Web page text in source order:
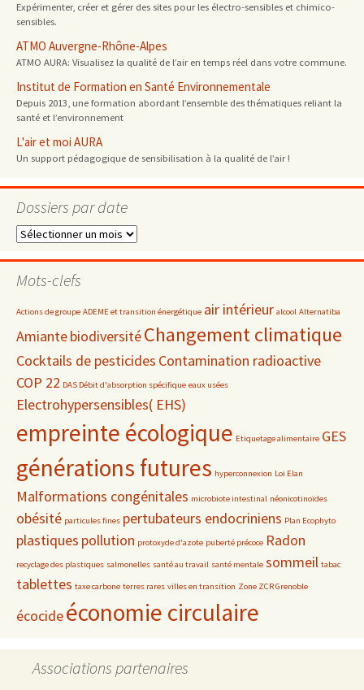
Expérimenter, créer et gérer des sites pour les électro-sensibles et chimico-
sensibles.
ATMO Auvergne-Rhône-Alpes
ATMO AURA: Visualisez la qualité de l’air en temps réel dans votre commune.
Institut de Formation en Santé Environnementale
Depuis 2013, une formation abordant l’ensemble des thématiques reliant la
santé et l’environnement
L'air et moi AURA
Un support pédagogique de sensibilisation à la qualité de l’air !
Dossiers par date
Dossiers
date
Mots-clefs
Actions de groupe ADEME et transition énergétique air intérieur alcool Alternatiba
AmiantebiodiversitéChangement climatique
Cocktails de pesticides Contamination radioactive
COP 22 DAS Débit d'absorption spécifique eaux usées
Electrohypersensibles( EHS)
empreinte écologique Etiquetage alimentaire GES
générations futures hyperconnexion Loi Elan
Malformations congénitales microbiote intestinal néonicotinoïdes
obésité particules fines pertubateurs endocriniens Plan Ecophyto
plastiques pollution protoxyde d'azote puberté précoce Radon
recyclage des plastiques salmonelles santé au travail santé mentale sommeil tabac
tablettes taxe carbone terres rares villes en transition Zone ZCR Grenoble
écocideéconomie circulaire
Associations partenaires